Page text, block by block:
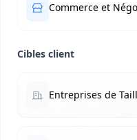
Commerce et
Cibles client
Entreprises de